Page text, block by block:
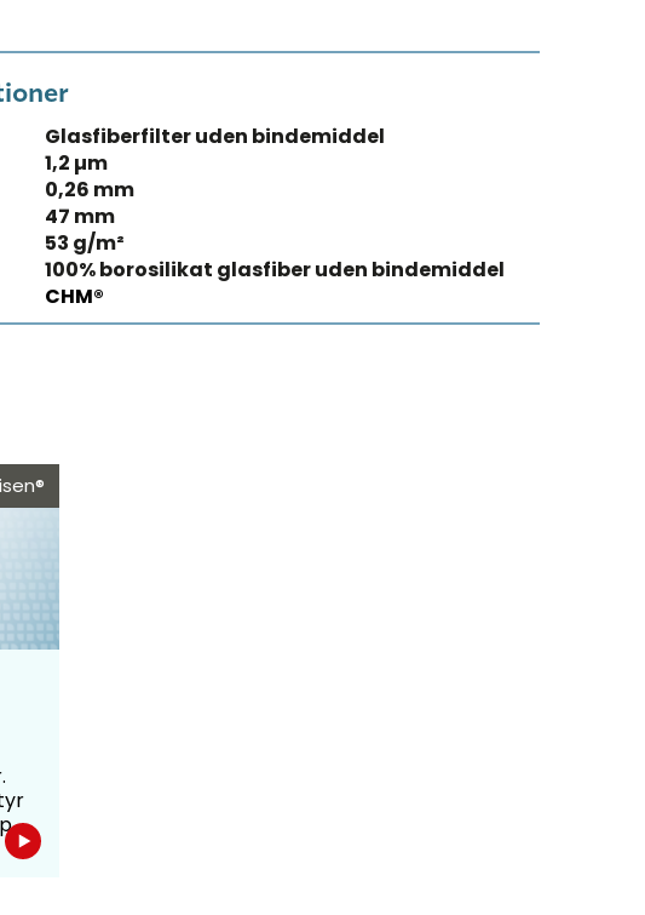
Glasfiberfilter uden bindemiddel
1,2 µm
0,26 mm
47 mm
53 g/m²
100% borosilikat glasfiber uden bindemiddel
CHM®